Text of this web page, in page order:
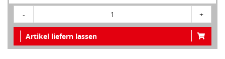
- 1 +
Artikel liefern lassen